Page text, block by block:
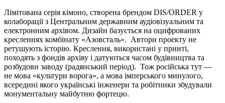
Лімітована серія кімоно, створена брендом DIS/ORDER у
колаборації з Центральним державним аудіовізуальним та
електронним архівом. Дизайн базується на оцифрованих
кресленнях комбінату «Азовсталь». Автори проекту не
ретушують історію. Креслення, використані у принті,
походять з фондів архіву і датуються часом будівництва та
розбудови заводу (радянський період). Тож російська тут —
не мова «культури ворога», а мова імперського минулого,
всередині якого українські інженери та робітники збудували
монументальну майбутню фортецю.